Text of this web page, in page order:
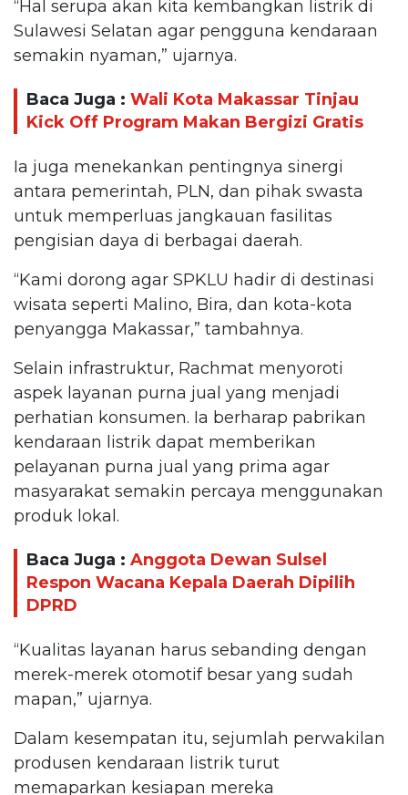
“Hal serupa akan kita kembangkan listrik di
Sulawesi Selatan agar pengguna kendaraan
semakin nyaman,” ujarnya.
Baca Juga : Wali Kota Makassar Tinjau
Kick Off Program Makan Bergizi Gratis
Ia juga menekankan pentingnya sinergi
antara pemerintah, PLN, dan pihak swasta
untuk memperluas jangkauan fasilitas
pengisian daya di berbagai daerah.
“Kami dorong agar SPKLU hadir di destinasi
wisata seperti Malino, Bira, dan kota-kota
penyangga Makassar,” tambahnya.
Selain infrastruktur, Rachmat menyoroti
aspek layanan purna jual yang menjadi
perhatian konsumen. Ia berharap pabrikan
kendaraan listrik dapat memberikan
pelayanan purna jual yang prima agar
masyarakat semakin percaya menggunakan
produk lokal.
Baca Juga : Anggota Dewan Sulsel
Respon Wacana Kepala Daerah Dipilih
DPRD
“Kualitas layanan harus sebanding dengan
merek-merek otomotif besar yang sudah
mapan,” ujarnya.
Dalam kesempatan itu, sejumlah perwakilan
produsen kendaraan listrik turut
memaparkan kesiapan mereka